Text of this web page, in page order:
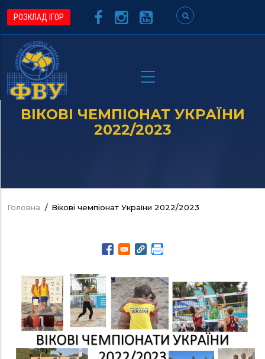
Перейти
основного
вмісту
РОЗКЛАД ІГОР
ВІКОВІ ЧЕМПІОНАТ УКРАЇНИ
2022/2023
Рядок
Головна / Вікові чемпіонат України 2022/2023